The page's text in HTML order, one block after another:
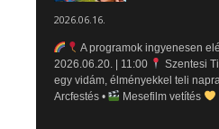
2026.06.16.
A programok ingyenesen
2026.06.20. | 11:00
Szentesi
egy vidám, élményekkel teli
Arcfestés •
Mesefilm vetítés